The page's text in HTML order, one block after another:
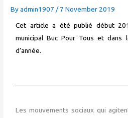
Byadmin1907/7 November 2019
Cet article a été publié début
municipal Buc Pour Tous et
d’année.
Les mouvements sociaux qui